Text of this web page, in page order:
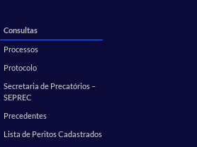
Consultas
Processos
Protocolo
Secretaria de Precatórios –
SEPREC
Precedentes
Lista de Peritos Cadastrados